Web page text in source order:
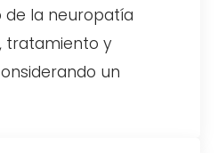
de la neuropatía
tratamiento y
un